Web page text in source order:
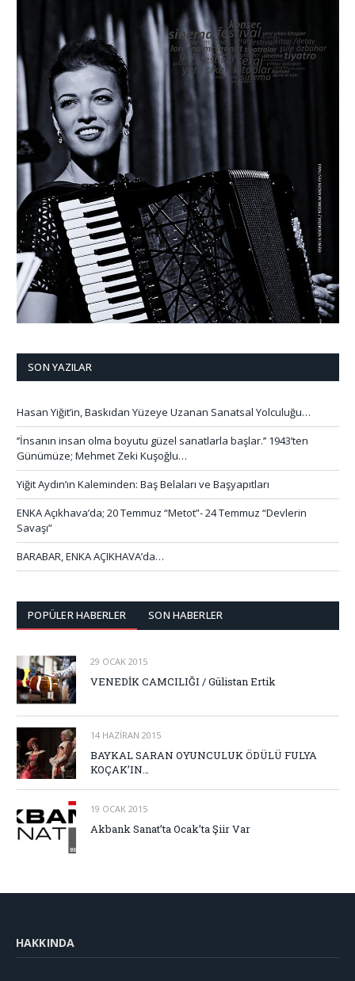
SON YAZILAR
Hasan Yiğit’in, Baskıdan Yüzeye Uzanan Sanatsal Yolculuğu…
‘’İnsanın insan olma boyutu güzel sanatlarla başlar.’’ 1943’ten
Günümüze; Mehmet Zeki Kuşoğlu…
Yiğit Aydın’ın Kaleminden: Baş Belaları ve Başyapıtları
ENKA Açıkhava’da; 20 Temmuz “Metot”- 24 Temmuz “Devlerin
Savaşı”
BARABAR, ENKA AÇIKHAVA’da…
POPÜLER HABERLER SON HABERLER
29 OCAK 2015
VENEDİK CAMCILIĞI / Gülistan Ertik
14 HAZIRAN 2015
BAYKAL SARAN OYUNCULUK ÖDÜLÜ FULYA
KOÇAK’IN…
19 OCAK 2015
Akbank Sanat’ta Ocak’ta Şiir Var
HAKKINDA